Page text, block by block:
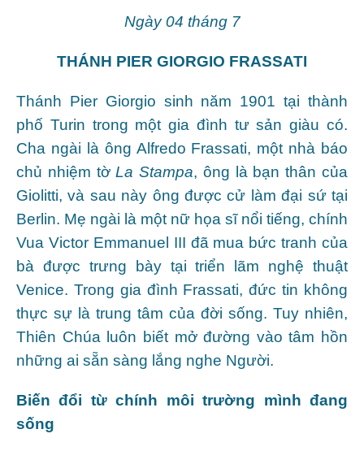
Ngày 04 tháng 7
THÁNH PIER GIORGIO FRASSATI
Thánh Pier Giorgio sinh năm 1901 tại thành
phố Turin trong một gia đình tư sản giàu có.
Cha ngài là ông Alfredo Frassati, một nhà báo
chủ nhiệm tờLa Stampa, ông là bạn thân của
Giolitti, và sau này ông được cử làm đại sứ tại
Berlin. Mẹ ngài là một nữ họa sĩ nổi tiếng, chính
Vua Victor Emmanuel III đã mua bức tranh của
bà được trưng bày tại triển lãm nghệ thuật
Venice. Trong gia đình Frassati, đức tin không
thực sự là trung tâm của đời sống. Tuy nhiên,
Thiên Chúa luôn biết mở đường vào tâm hồn
những ai sẵn sàng lắng nghe Người.
Biến đổi từ chính môi trường mình đang
sống